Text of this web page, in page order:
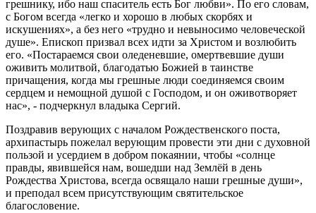
грешнику, ибо наш спаситель есть Бог любви». По его словам,
с Богом всегда «легко и хорошо в любых скорбях и
искушениях», а без него «трудно и невыносимо человеческой
душе». Епископ призвал всех идти за Христом и возлюбить
его. «Постараемся свои оледеневшие, омертвевшие души
оживить молитвой, благодатью Божией в таинстве
причащения, когда мы грешные люди соединяемся своим
сердцем и немощной душой с Господом, и он оживотворяет
нас», - подчеркнул владыка Сергий.
Поздравив верующих с началом Рождественского поста,
архипастырь пожелал верующим провести эти дни с духовной
пользой и усердием в добром покаянии, чтобы «солнце
правды, явившейся нам, вошедши над Землёй в день
Рождества Христова, всегда освящало наши грешные души»,
и преподал всем присутствующим святительское
благословение.